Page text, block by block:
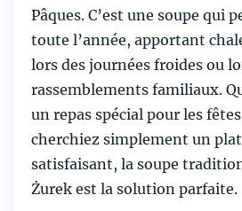
Pâques. C’est une soupe qui
toute l’année, apportant
lors des journées froides ou
rassemblements familiaux.
un repas spécial pour les
cherchiez simplement un
satisfaisant, la soupe
Żurek est la solution parfaite.